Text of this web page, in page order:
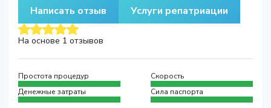
Написать отзыв Услуги репатриации
На основе 1 отзывов
Простота процедур
Скорость
Денежные затраты
Сила паспорта